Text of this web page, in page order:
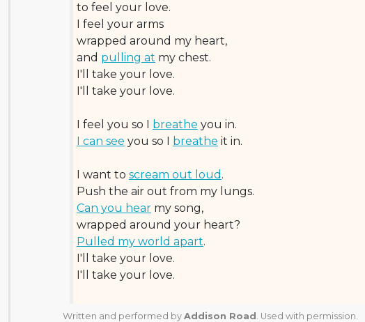
to feel your love.
I feel your arms
wrapped around my heart,
and pulling at my chest.
I'll take your love.
I'll take your love.
I feel you so I breathe you in.
I can see you so I breathe it in.
I want to scream out loud .
Push the air out from my lungs.
Can you hearmy song,
wrapped around your heart?
Pulled my world apart.
I'll take your love.
I'll take your love.
Written and performed by Addison Road . Used with permission.